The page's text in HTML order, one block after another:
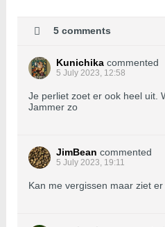
5 comments
Kunichika commented
5 July 2023, 12:58
Je perliet zoet er ook heel uit.
Jammer zo
JimBean commented
5 July 2023, 19:11
Kan me vergissen maar ziet